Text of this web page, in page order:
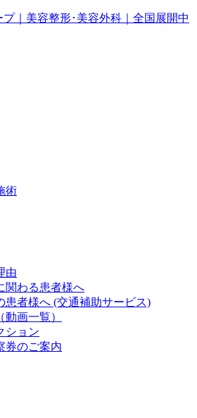
術
由
関わる患者様へ
患者様へ (交通補助サービス)
画一覧）
ション
券のご案内